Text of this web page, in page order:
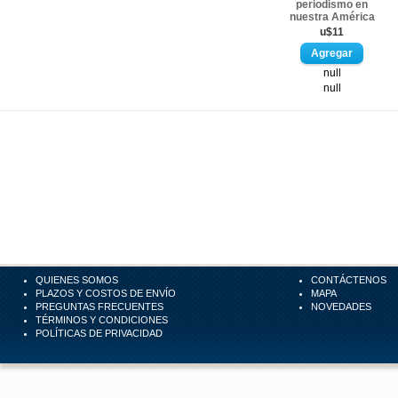
periodismo en
nuestra América
u$11
null
null
QUIENES SOMOS
PLAZOS Y COSTOS DE ENVÍO
PREGUNTAS FRECUENTES
TÉRMINOS Y CONDICIONES
POLÍTICAS DE PRIVACIDAD
CONTÁCTENOS
MAPA
NOVEDADES